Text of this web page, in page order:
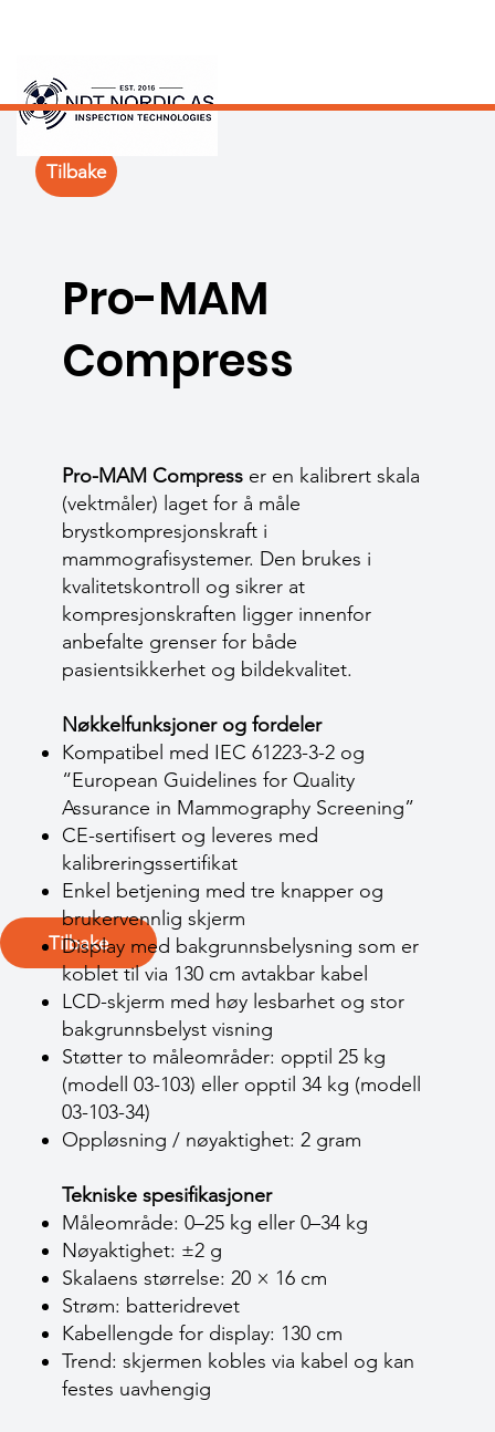
Tilbake
Pro-MAM
Compress
Pro-MAM Compress er en kalibrert skala
(vektmåler) laget for å måle
brystkompresjonskraft i
mammografisystemer. Den brukes i
kvalitetskontroll og sikrer at
kompresjonskraften ligger innenfor
anbefalte grenser for både
pasientsikkerhet og bilde­kvalitet.
Nøkkelfunksjoner og fordeler
Kompatibel med IEC 61223-3-2 og
“European Guidelines for Quality
Assurance in Mammography Screening”
CE-sertifisert og leveres med
kalibreringssertifikat
Enkel betjening med tre knapper og
brukervennlig skjerm
Display med bakgrunnsbelysning som er
koblet til via 130 cm avtakbar kabel
LCD-skjerm med høy lesbarhet og stor
bakgrunnsbelyst visning
Støtter to måleområder: opptil 25 kg
(modell 03-103) eller opptil 34 kg (modell
03-103-34)
Oppløsning / nøyaktighet: 2 gram
Tekniske spesifikasjoner
Måleområde: 0–25 kg eller 0–34 kg
Nøyaktighet: ±2 g
Skalaens størrelse: 20 × 16 cm
Strøm: batteridrevet
Kabellengde for display: 130 cm
Trend: skjermen kobles via kabel og kan
festes uavhengig
Tilbake